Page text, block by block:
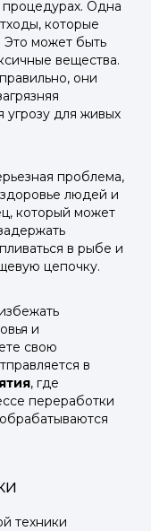
процедурах. Одна
которые
Это может быть
вещества.
они
для живых
проблема,
людей и
который может
в рыбе и
цепочку.
и
свою
в
, где
переработки
техники